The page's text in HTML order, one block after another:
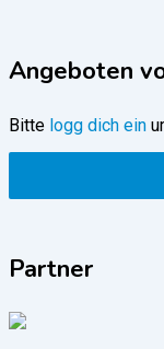
Angeboten
Bitte logg dich ein
Partner